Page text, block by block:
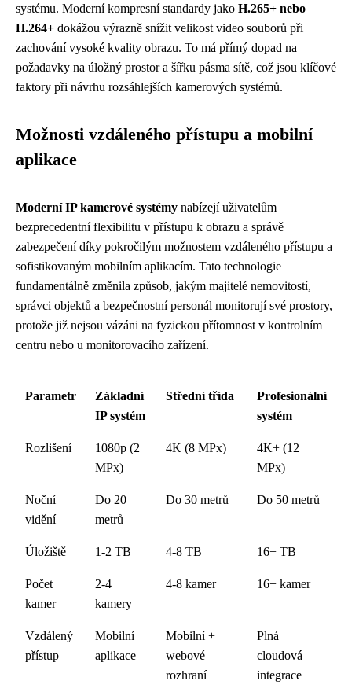
systému. Moderní kompresní standardy jako H.265+ nebo
H.264+ dokážou výrazně snížit velikost video souborů při
zachování vysoké kvality obrazu. To má přímý dopad na
požadavky na úložný prostor a šířku pásma sítě, což jsou klíčové
faktory při návrhu rozsáhlejších kamerových systémů.
Možnosti vzdáleného přístupu a mobilní
aplikace
Moderní IP kamerové systémy nabízejí uživatelům
bezprecedentní flexibilitu v přístupu k obrazu a správě
zabezpečení díky pokročilým možnostem vzdáleného přístupu a
sofistikovaným mobilním aplikacím. Tato technologie
fundamentálně změnila způsob, jakým majitelé nemovitostí,
správci objektů a bezpečnostní personál monitorují své prostory,
protože již nejsou vázáni na fyzickou přítomnost v kontrolním
centru nebo u monitorovacího zařízení.
Parametr
Základní
IP systém
Střední třída
Profesionální
systém
Rozlišení
1080p (2
MPx)
4K (8 MPx)
4K+ (12
MPx)
Noční
vidění
Do 20
metrů
Do 30 metrů Do 50 metrů
Úložiště 1-2 TB 4-8 TB 16+ TB
Počet
kamer
2-4
kamery
4-8 kamer 16+ kamer
Vzdálený
přístup
Mobilní
aplikace
Mobilní +
webové
rozhraní
Plná
cloudová
integrace